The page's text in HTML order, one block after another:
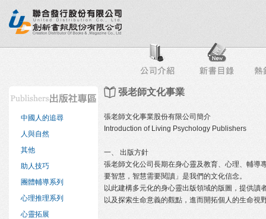
榜 出版社專區 書店專區 目錄下載 會員服務
中國人的追尋
人與自然
其他
助人技巧
團體輔導系列
心理推理系列
心靈拓展
張老師文化事業
張老師文化事業股份有限公司簡介
Introduction of Living Psychology Publishers
一、 出版方針
張老師文化公司長期在身心靈及教育、心理、輔導
要智慧，智慧需要閱讀」是我們的文化信念。
以此建構多元化的身心靈出版領域的版圖，提供讀
以及探索生命意義的觀點，進而開拓個人的生命視